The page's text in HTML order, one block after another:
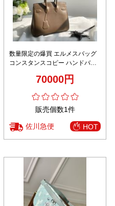
数量限定の爆買 エルメスバッグ
コンスタンスコピー ハンドバッ
70000円
販売個数1件
佐川急便 HOT